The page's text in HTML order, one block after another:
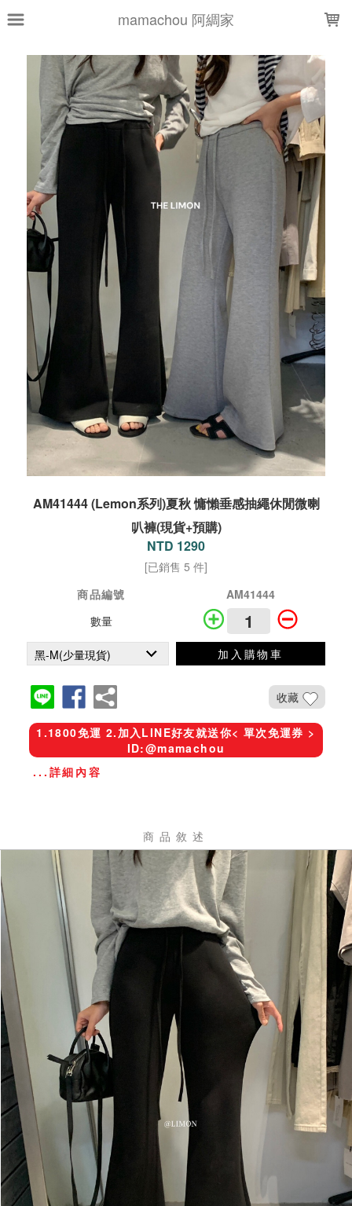
mamachou 阿綢家
AM41444 (Lemon系列)夏秋 慵懶垂感抽繩休閒微喇
叭褲(現貨+預購)
NTD 1290
[已銷售 5 件]
商品編號
AM41444
數量
加入購物車
收藏
1.1800免運 2.加入LINE好友就送你< 單次免運券 >
ID:@mamachou
...詳細內容
商品敘述